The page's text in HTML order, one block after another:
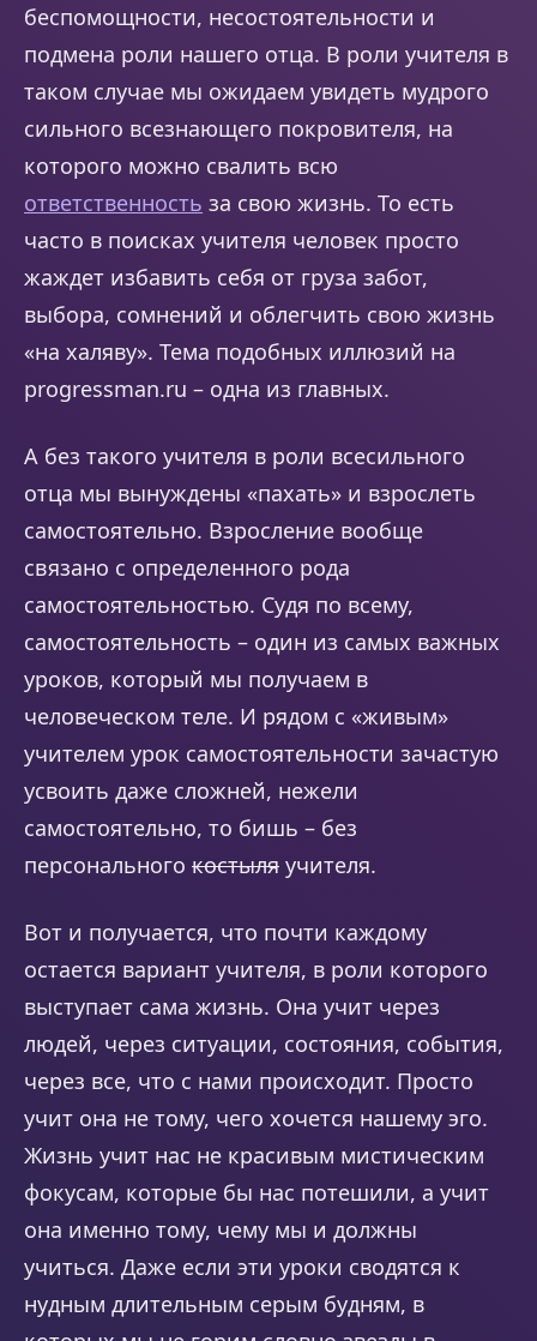
беспомощности, несостоятельности и
подмена роли нашего отца. В роли учителя в
таком случае мы ожидаем увидеть мудрого
сильного всезнающего покровителя, на
которого можно свалить всю
ответственность за свою жизнь. То есть
часто в поисках учителя человек просто
жаждет избавить себя от груза забот,
выбора, сомнений и облегчить свою жизнь
«на халяву». Тема подобных иллюзий на
progressman.ru – одна из главных.
А без такого учителя в роли всесильного
отца мы вынуждены «пахать» и взрослеть
самостоятельно. Взросление вообще
связано с определенного рода
самостоятельностью. Судя по всему,
самостоятельность – один из самых важных
уроков, который мы получаем в
человеческом теле. И рядом с «живым»
учителем урок самостоятельности зачастую
усвоить даже сложней, нежели
самостоятельно, то бишь – без
персонального костыля учителя.
Вот и получается, что почти каждому
остается вариант учителя, в роли которого
выступает сама жизнь. Она учит через
людей, через ситуации, состояния, события,
через все, что с нами происходит. Просто
учит она не тому, чего хочется нашему эго.
Жизнь учит нас не красивым мистическим
фокусам, которые бы нас потешили, а учит
она именно тому, чему мы и должны
учиться. Даже если эти уроки сводятся к
нудным длительным серым будням, в